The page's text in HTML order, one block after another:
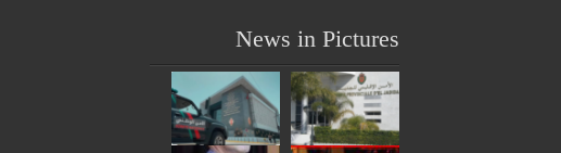
News in Pictures